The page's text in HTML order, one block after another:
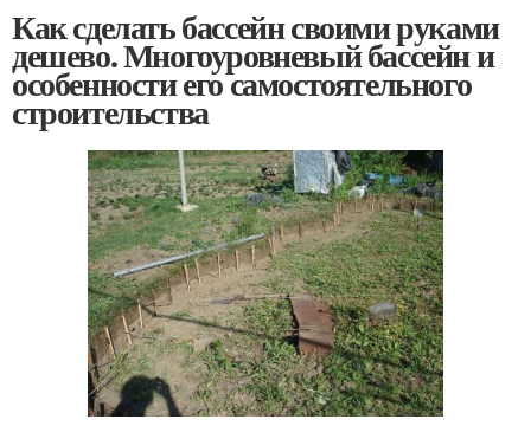
Как сделать бассейн своими руками
дешево. Многоуровневый бассейн и
особенности его самостоятельного
строительства